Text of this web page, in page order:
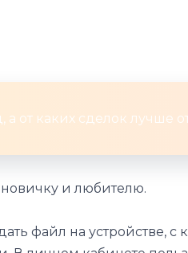
от каких сделок лучше
и любителю.
файл на устройстве, с